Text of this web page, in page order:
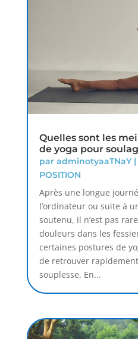
Quelles sont les
de yoga pour
par adminotyaaTNaY|
POSITION
Après une longue
l’ordinateur ou suite à
soutenu, il n’est pas
douleurs dans les
certaines postures de
de retrouver
souplesse. En...